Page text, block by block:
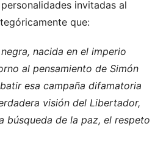
invitadas al
que:
nacida en el imperio
al pensamiento de Simón
esa campaña difamatoria
visión del Libertador,
búsqueda de la paz, el respeto